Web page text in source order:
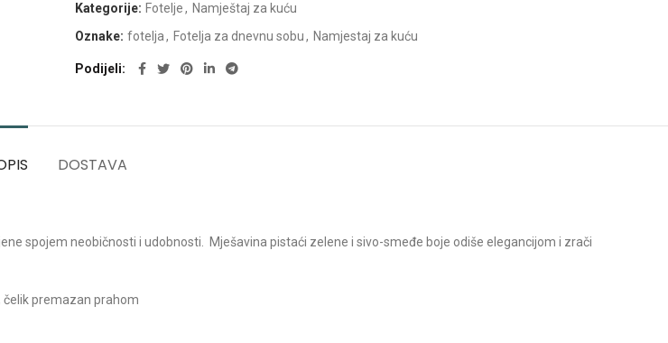
Kategorije: Fotelje, Namještaj za kuću
Oznake: fotelja, Fotelja za dnevnu sobu, Namjestaj za kuću
Podijeli
DOSTAVA
spojem neobičnosti i udobnosti. Mješavina pistaći zelene i sivo-smeđe boje odiše elegancijom i zrači
premazan prahom